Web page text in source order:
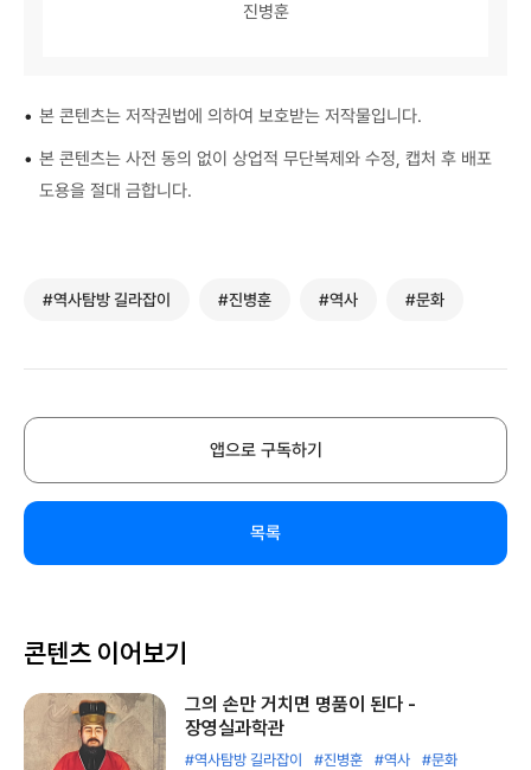
진병훈
• 본 콘텐츠는 저작권법에 의하여 보호받는 저작물입니다.
• 본 콘텐츠는 사전 동의 없이 상업적 무단복제와 수정, 캡처 후 배포
도용을 절대 금합니다.
#역사탐방 길라잡이 #진병훈 #역사 #문화
앱으로 구독하기
목록
콘텐츠 이어보기
그의 손만 거치면 명품이 된다 -
장영실과학관
#역사탐방 길라잡이 #진병훈 #역사 #문화